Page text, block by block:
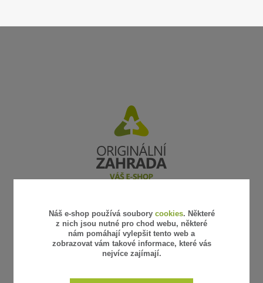
UŽITEČNÉ ODKAZY
Obchodní podmínky
Reklamace a vrácení zboží
Náš e-shop používá soubory cookies. Některé
z nich jsou nutné pro chod webu, některé
nám pomáhají vylepšit tento web a
zobrazovat vám takové informace, které vás
nejvíce zajímají.